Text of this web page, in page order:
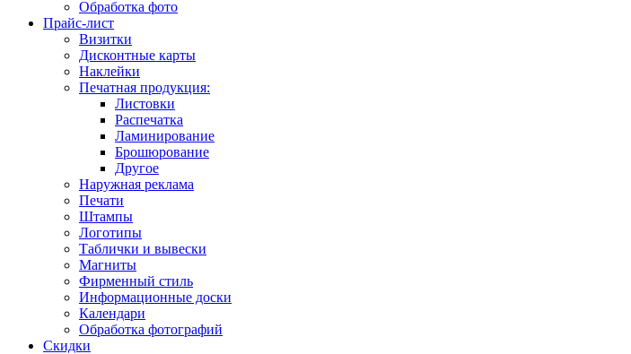
Обработка фото
Прайс-лист
Визитки
Дисконтные карты
Наклейки
Печатная продукция:
Листовки
Распечатка
Ламинирование
Брошюрование
Другое
Наружная реклама
Печати
Штампы
Логотипы
Таблички и вывески
Магниты
Фирменный стиль
Информационные доски
Календари
Обработка фотографий
Скидки